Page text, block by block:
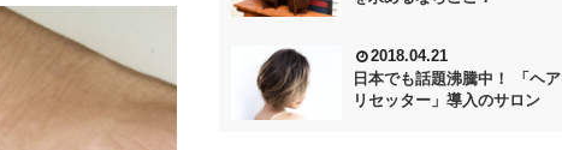
2018.04.21
日本でも話題沸騰中！ 「ヘア
リセッター」導入のサロン